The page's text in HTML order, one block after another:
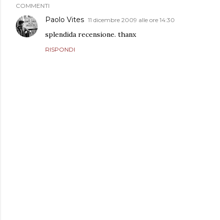
COMMENTI
Paolo Vites 11 dicembre 2009 alle ore 14:30
splendida recensione. thanx
RISPONDI